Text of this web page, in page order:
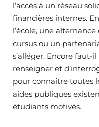
l’accès à un réseau
financières internes.
l’école, une
cursus ou un
s’alléger. Encore faut-
renseigner et
pour connaître toutes
aides publiques
étudiants motivés.